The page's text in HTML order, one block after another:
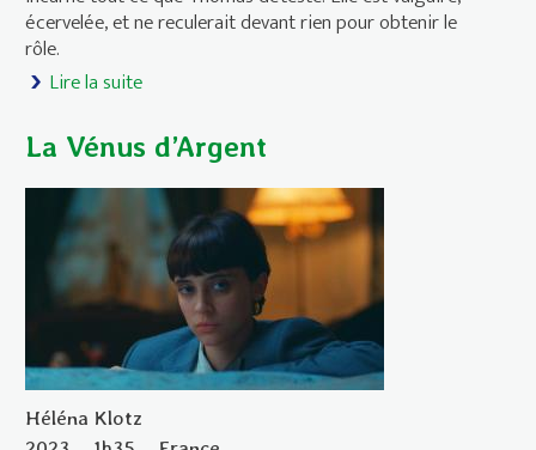
écervelée, et ne reculerait devant rien pour obtenir le
rôle.
Lire la suite
La Vénus d’Argent
Héléna Klotz